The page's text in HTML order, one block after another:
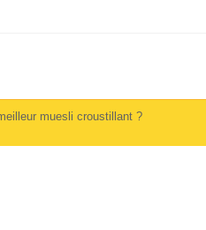
muesli croustillant ?